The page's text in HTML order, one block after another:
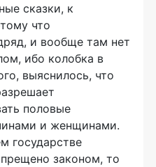
сказки, к
что
и вообще там нет
ибо колобка в
выяснилось, что
половые
и женщинами.
государстве
законом, то